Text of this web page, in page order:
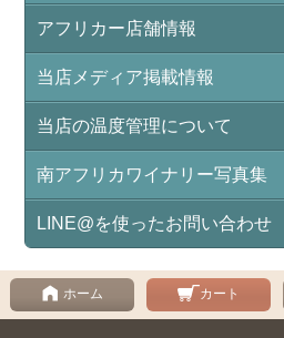
アフリカー店舗情報
当店メディア掲載情報
当店の温度管理について
南アフリカワイナリー写真集
LINE@を使ったお問い合わせ
ホーム カート